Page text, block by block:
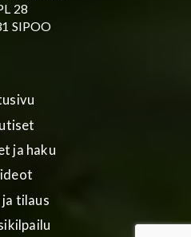
28
SIPOO
ja haku
tilaus